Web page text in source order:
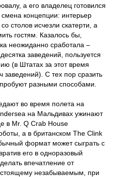
а его владелец готовился
смена концепции: интерьер
столов исчезли скатерти, а
гостям. Казалось бы,
неожиданно сработала –
заведений, пользуется
(в Штатах за этот время
заведений). С тех пор сразить
разными способами.
во время полета на
на Мальдивах ужинают
в Mr. Q Crab House
а в британском The Clink
формат может сыграть с
его в одноразовый
впечатление от
незабываемым, при